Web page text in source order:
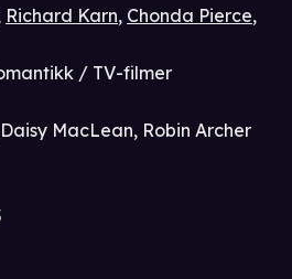
Richard Karn, Chonda Pierce,
/ TV-filmer
Daisy MacLean, Robin Archer